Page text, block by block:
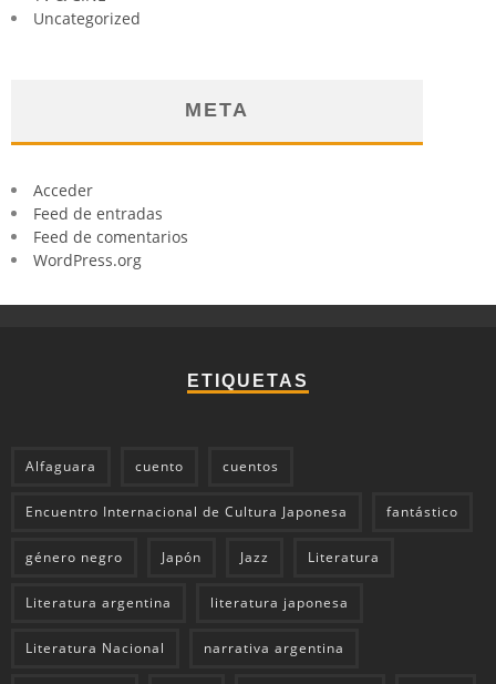
Uncategorized
META
Acceder
Feed de entradas
Feed de comentarios
WordPress.org
ETIQUETAS
Alfaguara cuento cuentos
Encuentro Internacional de Cultura Japonesa fantástico
género negro Japón Jazz Literatura
Literatura argentina literatura japonesa
Literatura Nacional narrativa argentina